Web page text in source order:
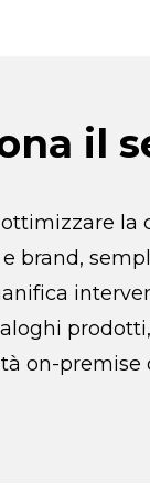
il
la
on-premise